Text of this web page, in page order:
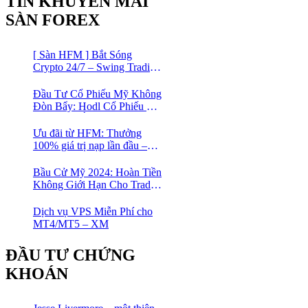
Trader
SÀN FOREX
[ Sàn HFM ] Bắt Sóng
Crypto 24/7 – Swing Trading
1:1000
Đầu Tư Cổ Phiếu Mỹ Không
Đòn Bẩy: Hodl Cổ Phiếu Mỹ
Nhuận Đều Đều | cổ phiếu
CFD
Ưu đãi từ HFM: Thưởng
100% giá trị nạp lần đầu –
Thị Trường Ngay!
Bầu Cử Mỹ 2024: Hoàn Tiền
Không Giới Hạn Cho Trader
Dịch vụ VPS Miễn Phí cho
MT4/MT5 – XM
ĐẦU TƯ CHỨNG
KHOÁN